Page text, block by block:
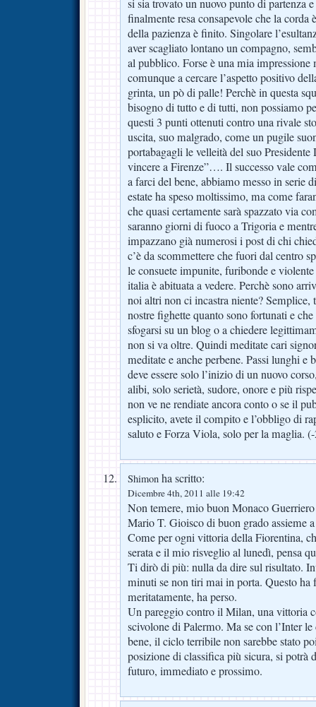
si sia trovato un nuovo punto di partenza
finalmente resa consapevole che la corda
della pazienza è finito. Singolare
aver scagliato lontano un compagno,
al pubblico. Forse è una mia impressione
comunque a cercare l’aspetto positivo
grinta, un pò di palle! Perchè in questa
bisogno di tutto e di tutti, non possiamo
questi 3 punti ottenuti contro una rivale
uscita, suo malgrado, come un pugile
portabagagli le velleità del suo
vincere a Firenze”…. Il successo vale
a farci del bene, abbiamo messo in serie
estate ha speso moltissimo, ma come
che quasi certamente sarà spazzato via
saranno giorni di fuoco a Trigoria e
impazzano già numerosi i post di chi
c’è da scommettere che fuori dal centro
le consuete impunite, furibonde e
italia è abituata a vedere. Perchè sono
noi altri non ci incastra niente? Semplice,
nostre fighette quanto sono fortunati e
sfogarsi su un blog o a chiedere
non si va oltre. Quindi meditate cari
meditate e anche perbene. Passi lunghi e
deve essere solo l’inizio di un nuovo
alibi, solo serietà, sudore, onore e più
non ve ne rendiate ancora conto o se il
esplicito, avete il compito e l’obbligo di
saluto e Forza Viola, solo per la maglia.
Shimon ha scritto:
Dicembre 4th, 2011 alle 19:42
Non temere, mio buon Monaco Guerriero
Mario T. Gioisco di buon grado assieme
Come per ogni vittoria della Fiorentina,
serata e il mio risveglio al lunedì, pensa
Ti dirò di più: nulla da dire sul risultato.
minuti se non tiri mai in porta. Questo ha
meritatamente, ha perso.
Un pareggio contro il Milan, una vittoria
scivolone di Palermo. Ma se con l’Inter le
bene, il ciclo terribile non sarebbe stato
posizione di classifica più sicura, si potrà
futuro, immediato e prossimo.